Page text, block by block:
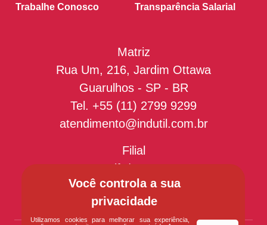
Trabalhe Conosco
Transparência Salarial
Matriz
Rua Um, 216, Jardim Ottawa
Guarulhos - SP - BR
Tel. +55 (11) 2799 9299
atendimento@indutil.com.br
Filial
Recife/PE - BR
Você controla a sua
privacidade
Utilizamos cookies para melhorar sua experiência,